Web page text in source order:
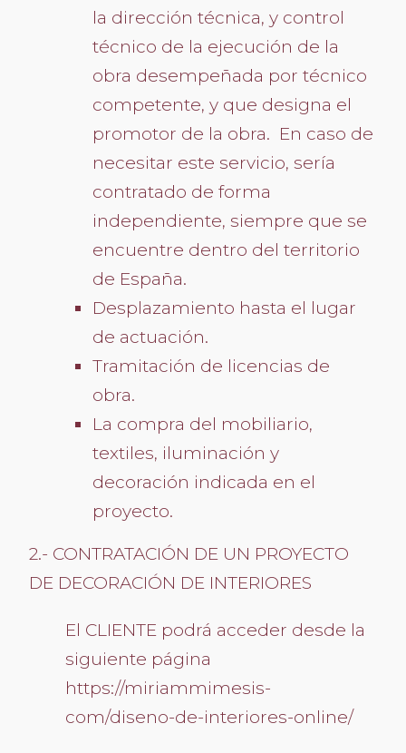
la dirección técnica, y control
técnico de la ejecución de la
obra desempeñada por técnico
competente, y que designa el
promotor de la obra. En caso de
necesitar este servicio, sería
contratado de forma
independiente, siempre que se
encuentre dentro del territorio
de España.
Desplazamiento hasta el lugar
de actuación.
Tramitación de licencias de
obra.
La compra del mobiliario,
textiles, iluminación y
decoración indicada en el
proyecto.
2.- CONTRATACIÓN DE UN PROYECTO
DE DECORACIÓN DE INTERIORES
El CLIENTE podrá acceder desde la
siguiente página
https://miriammimesis-
com/diseno-de-interiores-online/